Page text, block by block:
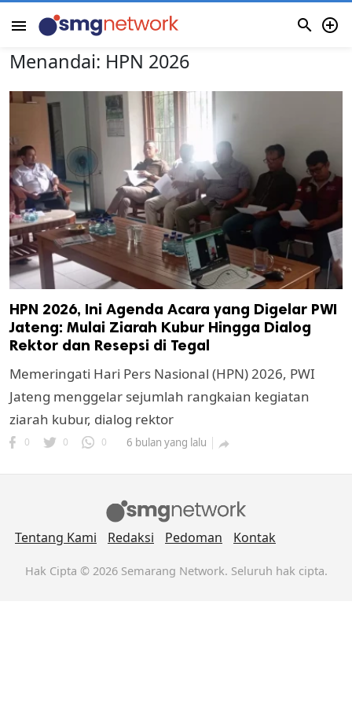
menu  
cipta.
Menandai: HPN 2026
HPN 2026, Ini Agenda Acara yang Digelar PWI
Jateng: Mulai Ziarah Kubur Hingga Dialog
Rektor dan Resepsi di Tegal
Memeringati Hari Pers Nasional (HPN) 2026, PWI
Jateng menggelar sejumlah rangkaian kegiatan
ziarah kubur, dialog rektor
0 0 0 6 bulan yang lalu 
Tentang Kami Redaksi Pedoman Kontak
Hak Cipta © 2026 Semarang Network. Seluruh hak cipta.